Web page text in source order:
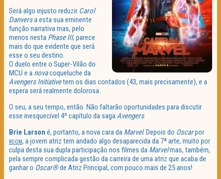
Será algo injusto reduzir Carol
Danversa esta sua eminente
função narrativa mas, pelo
menos nesta Phase III, parece
mais do que evidente que será
esse o seu destino.
O duelo entre o Super-Vilão do
MCU e a novacoqueluche da
Avengers Initiativetem os dias contados (43, mais precisamente), e a
espera será realmente dolorosa.
O seu, a seu tempo, então. Não faltarão oportunidades para discutir
esse inesquecível 4º capítulo da sagaAvengers.
Brie Larson é, portanto, a nova cara da Marvel. Depois do Oscarpor
ROOM, a jovem atriz tem andado algo desaparecida da 7ª arte, muito por
culpa desta sua dupla participação nos filmes da Marvelmas, também,
pela sempre complicada gestão da carreira de uma atriz que acaba de
ganhar o Oscar®de Atriz Principal, com pouco mais de 25 anos!